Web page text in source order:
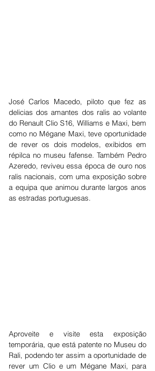
José Carlos Macedo, piloto que fez as
delicias dos amantes dos ralis ao volante
do Renault Clio S16, Williams e Maxi, bem
como no Mégane Maxi, teve oportunidade
de rever os dois modelos, exibidos em
répilca no museu fafense. Também Pedro
Azeredo, reviveu essa época de ouro nos
ralis nacionais, com uma exposição sobre
a equipa que animou durante largos anos
as estradas portuguesas.
Aproveite e visite esta exposição
temporária, que está patente no Museu do
Rali, podendo ter assim a oportunidade de
rever um Clio e um Mégane Maxi, para